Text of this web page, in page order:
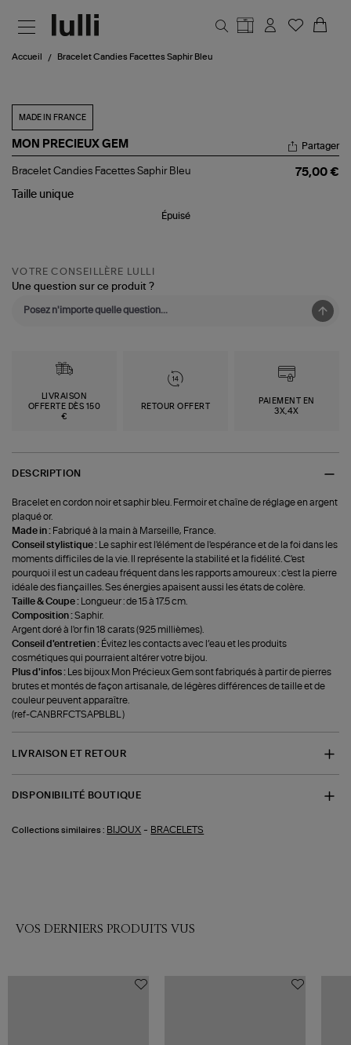
Accueil Bracelet Candies Facettes Saphir Bleu
MADE IN FRANCE
MON PRECIEUX GEM
Bracelet
Facettes
Partager
Bracelet Candies Facettes Saphir Bleu
75,00 €
Taille unique
Épuisé
VOTRE CONSEILLÈRE LULLI
Une question sur ce produit ?
LIVRAISON
OFFERTE DÈS 150
€
RETOUR OFFERT
PAIEMENT EN
3X,4X
DESCRIPTION
Bracelet en cordon noir et saphir bleu. Fermoir et chaîne de réglage en argent
plaqué or.
Made in : Fabriqué à la main à Marseille, France.
Conseil stylistique :
Le saphir est l'élément de l'espérance et de la foi dans les
moments difficiles de la vie. Il représente la stabilité et la fidélité. C'est
pourquoi il est un cadeau fréquent dans les rapports amoureux : c'est la pierre
idéale des fiançailles. Ses énergies apaisent aussi les états de colère.
Taille & Coupe :
Longueur : de 15 à 17.5 cm.
Composition :Saphir.
Argent doré à l'or fin 18 carats (925 millièmes).
Conseil d'entretien : Évitez les contacts avec l’eau et les produits
cosmétiques qui pourraient altérer votre bijou.
Plus d'infos :
Les bijoux Mon Précieux Gem sont fabriqués à partir de pierres
brutes et montés de façon artisanale, de légères différences de taille et de
couleur peuvent apparaître.
(ref-CANBRFCTSAPBLBL )
LIVRAISON ET RETOUR
DISPONIBILITÉ BOUTIQUE
Collections similaires : BIJOUX - BRACELETS
VOS DERNIERS PRODUITS VUS